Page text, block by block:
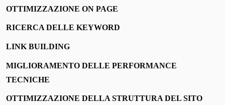
OTTIMIZZAZIONE ON PAGE
RICERCA DELLE KEYWORD
LINK BUILDING
MIGLIORAMENTO DELLE PERFORMANCE
TECNICHE
OTTIMIZZAZIONE DELLA STRUTTURA DEL SITO